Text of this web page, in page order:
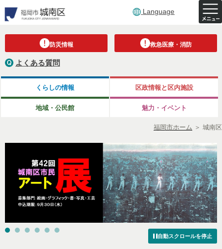
Language
防災情報 救急医療・消防
よくある質問
くらしの情報 区政情報と区内施設
地域・公民館 魅力・イベント
福岡市ホーム ＞ 城南区
自動スクロールを停止